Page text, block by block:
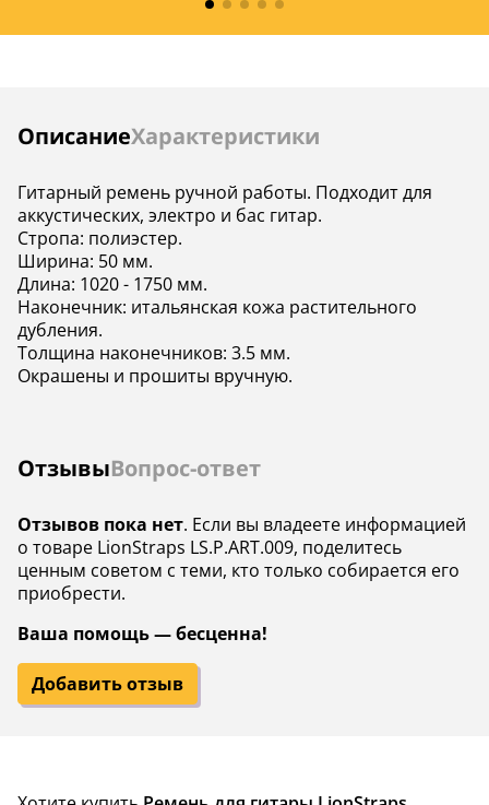
ОписаниеХарактеристики
Инструкции
Гитарный ремень ручной работы. Подходит для
аккустических, электро и бас гитар.
Стропа: полиэстер.
Ширина: 50 мм.
Длина: 1020 - 1750 мм.
Наконечник: итальянская кожа растительного
дубления.
Толщина наконечников: 3.5 мм.
Окрашены и прошиты вручную.
ОтзывыВопрос-ответ
Отзывов пока нет. Если вы владеете информацией
о товаре LionStraps LS.P.ART.009, поделитесь
ценным советом с теми, кто только собирается его
приобрести.
Ваша помощь — бесценна!
Добавить отзыв